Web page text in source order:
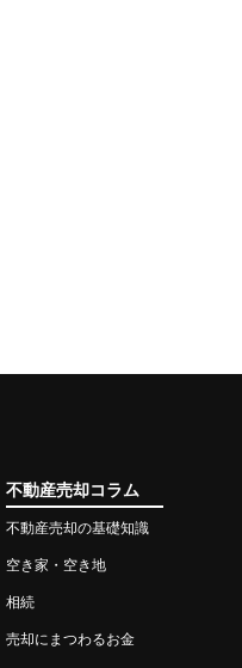
不動産売却コラム
不動産売却の基礎知識
空き家・空き地
相続
売却にまつわるお金